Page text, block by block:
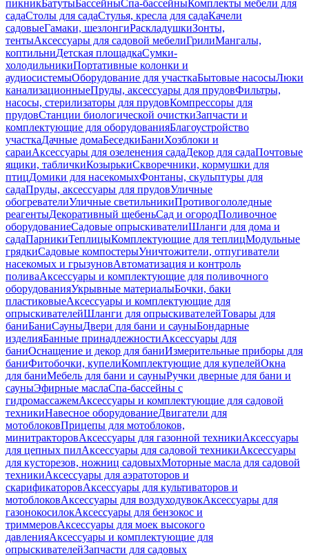
пикникБатутыБассейныСпа-бассейныКомплекты мебели для
садаСтолы для садаСтулья, кресла для садаКачели
садовыеГамаки, шезлонгиРаскладушкиЗонты,
тентыАксессуары для садовой мебелиГрилиМангалы,
коптильниДетская площадкаСумки-
холодильникиПортативные колонки и
аудиосистемыОборудование для участкаБытовые насосыЛюки
канализационныеПруды, аксессуары для прудовФильтры,
насосы, стерилизаторы для прудовКомпрессоры для
прудовСтанции биологической очисткиЗапчасти и
комплектующие для оборудованияБлагоустройство
участкаДачные домаБеседкиБаниХозблоки и
сараиАксессуары для озеленения садаДекор для садаПочтовые
ящики, табличкиКозырькиСкворечники, кормушки для
птицДомики для насекомыхФонтаны, скульптуры для
садаПруды, аксессуары для прудовУличные
обогревателиУличные светильникиПротивогололедные
реагентыДекоративный щебеньСад и огородПоливочное
оборудованиеСадовые опрыскивателиШланги для дома и
садаПарникиТеплицыКомплектующие для теплицМодульные
грядкиСадовые компостерыУничтожители, отпугиватели
насекомых и грызуновАвтоматизация и контроль
поливаАксессуары и комплектующие для поливочного
оборудованияУкрывные материалыБочки, баки
пластиковыеАксессуары и комплектующие для
опрыскивателейШланги для опрыскивателейТовары для
баниБаниСауныДвери для бани и сауныБондарные
изделияБанные принадлежностиАксессуары для
баниОснащение и декор для баниИзмерительные приборы для
баниФитобочки, купелиКомплектующие для купелейОкна
для баниМебель для бани и сауныРучки дверные для бани и
сауныЭфирные маслаСпа-бассейны с
гидромассажемАксессуары и комплектующие для садовой
техникиНавесное оборудованиеДвигатели для
мотоблоковПрицепы для мотоблоков,
минитракторовАксессуары для газонной техникиАксессуары
для цепных пилАксессуары для садовой техникиАксессуары
для кусторезов, ножниц садовыхМоторные масла для садовой
техникиАксессуары для аэратоторов и
скарификаторовАксессуары для культиваторов и
мотоблоковАксессуары для воздуходувокАксессуары для
газонокосилокАксессуары для бензокос и
триммеровАксессуары для моек высокого
давленияАксессуары и комплектующие для
опрыскивателейЗапчасти для садовых